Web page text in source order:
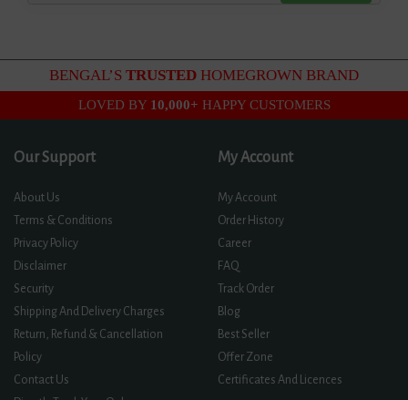
BENGAL’S TRUSTED HOMEGROWN BRAND
LOVED BY 10,000+ HAPPY CUSTOMERS
Our Support
About Us
Terms & Conditions
Privacy Policy
Disclaimer
Security
Shipping And Delivery Charges
Return, Refund & Cancellation
Policy
Contact Us
My Account
My Account
Order History
Career
FAQ
Track Order
Blog
Best Seller
Offer Zone
Certificates And Licences